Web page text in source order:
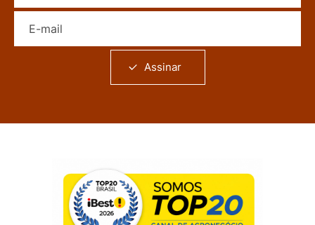
Assinar